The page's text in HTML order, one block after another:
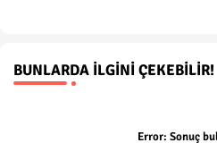
BUNLARDA İLGINI ÇEKEBILIR!
Error: Sonuç